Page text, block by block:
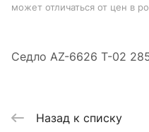
может отличаться от цен в
Седло AZ-6626 T-02
Назад к списку